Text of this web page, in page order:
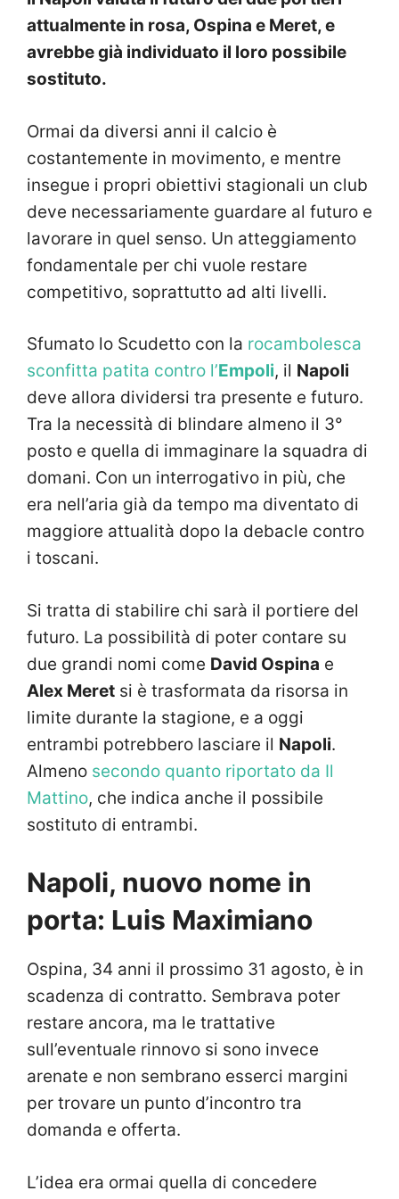
attualmente in rosa, Ospina e Meret, e
avrebbe già individuato il loro possibile
sostituto.
Ormai da diversi anni il calcio è
costantemente in movimento, e mentre
insegue i propri obiettivi stagionali un club
deve necessariamente guardare al futuro e
lavorare in quel senso. Un atteggiamento
fondamentale per chi vuole restare
competitivo, soprattutto ad alti livelli.
Sfumato lo Scudetto con la rocambolesca
sconfitta patita contro l’Empoli, il Napoli
deve allora dividersi tra presente e futuro.
Tra la necessità di blindare almeno il 3°
posto e quella di immaginare la squadra di
domani. Con un interrogativo in più, che
era nell’aria già da tempo ma diventato di
maggiore attualità dopo la debacle contro
i toscani.
Si tratta di stabilire chi sarà il portiere del
futuro. La possibilità di poter contare su
due grandi nomi come David Ospina e
Alex Meret si è trasformata da risorsa in
limite durante la stagione, e a oggi
entrambi potrebbero lasciare il Napoli.
Almeno secondo quanto riportato da Il
Mattino, che indica anche il possibile
sostituto di entrambi.
Napoli, nuovo nome in
porta: Luis Maximiano
Ospina, 34 anni il prossimo 31 agosto, è in
scadenza di contratto. Sembrava poter
restare ancora, ma le trattative
sull’eventuale rinnovo si sono invece
arenate e non sembrano esserci margini
per trovare un punto d’incontro tra
domanda e offerta.
L’idea era ormai quella di concedere